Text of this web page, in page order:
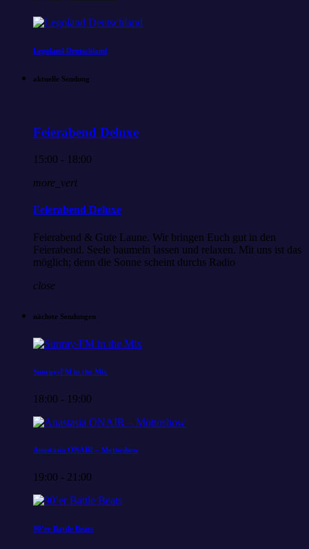
Legoland Deutschland
aktuelle Sendung
Feierabend Deluxe
15:00 - 18:00
more_vert
Feierabend Deluxe
Feierabend & Gute Laune. Wir bringen Euch gut in den
Feierabend. Seele baumeln lassen und relaxen. Mit uns ist das
möglich; denn die Sonne scheint durchs Radio
close
nächste Sendungen
Sunray-FM in the Mix
18:00 - 19:00
Anastasia ONAIR – Mottoshow
19:00 - 21:00
90’er Battle Beats